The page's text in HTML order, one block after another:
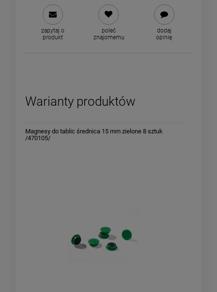
zapytaj o
produkt
poleć
znajomemu
dodaj
opinię
Warianty produktów
Magnesy do tablic średnica 15 mm zielone 8 sztuk
/470105/